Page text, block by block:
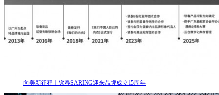
向美新征程｜锁春SARING迎来品牌成立15周年